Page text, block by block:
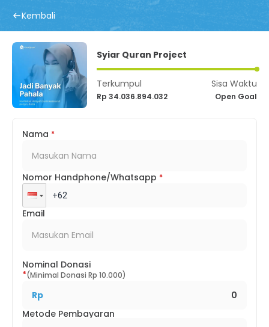
Kembali
Syiar Quran Project
Terkumpul
Rp 34.036.894.032
Sisa Waktu
Open Goal
Nama *
Nomor Handphone/Whatsapp *
Email
Nominal Donasi
*(Minimal Donasi Rp 10.000)
Rp
Metode Pembayaran